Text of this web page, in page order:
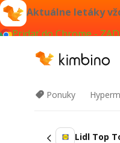
Aktuálne letáky
Pridať do Chrome -
Ponuky
Lidl Top